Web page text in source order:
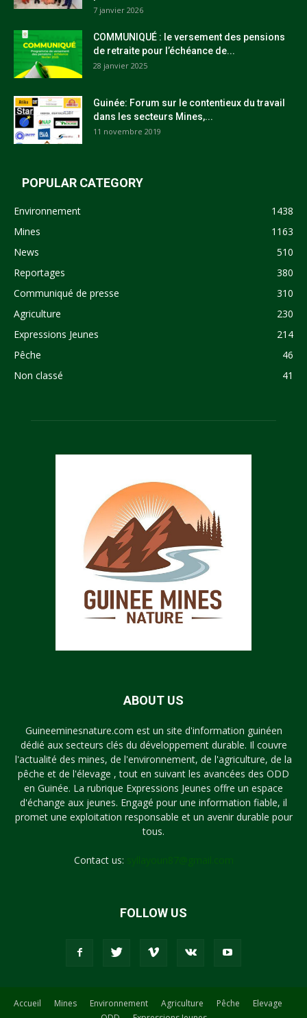
7 janvier 2026
COMMUNIQUÉ : le versement des pensions
de retraite pour l’échéance de...
28 janvier 2025
Guinée: Forum sur le contentieux du travail
dans les secteurs Mines,...
11 novembre 2019
POPULAR CATEGORY
Environnement
1438
Mines
1163
News
510
Reportages
380
Communiqué de presse
310
Agriculture
230
Expressions Jeunes
214
Pêche
46
Non classé
41
ABOUT US
Guineeminesnature.com est un site d'information guinéen
dédié aux secteurs clés du développement durable. Il couvre
l'actualité des mines, de l'environnement, de l'agriculture, de la
pêche et de l'élevage , tout en suivant les avancées des ODD
en Guinée. La rubrique Expressions Jeunes offre un espace
d'échange aux jeunes. Engagé pour une information fiable, il
promet une exploitation responsable et un avenir durable pour
tous.
Contact us:
FOLLOW US
Accueil Mines Environnement Agriculture Pêche
Elevage